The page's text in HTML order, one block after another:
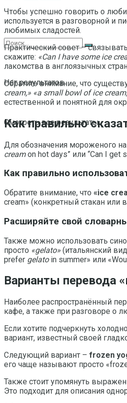
Нет результатов
Смотреть все результаты
Чтобы успешно говорить о
используется в разговорной и
любимых сладостей.
Практический совет –
скажите: «Can I have some ice
лакомства в англоязычных
Обратите внимание, что
cream,» «a small bowl of ice
естественной и понятной для
Как правильно
Для обозначения мороженого
creamon hot days” или “Can I get
Как правильно
Обратите внимание, что «ice
cream» (конкретный стакан
Расширяйте свой
Также можно использовать
просто «gelato» (итальянский
prefer gelatoin summer» или
Варианты перевода
Наиболее распространённый
кафе, а также при разговоре о
Если хотите подчеркнуть
вариант, известный своей
Следующий вариант – frozen
его чаще называют просто
Также стоит упомянуть
Это подходит для описания